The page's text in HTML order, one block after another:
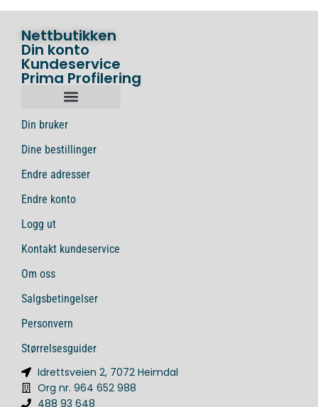
Nettbutikken
Din konto
Kundeservice
Prima Profilering
Din bruker
Dine bestillinger
Endre adresser
Endre konto
Logg ut
Kontakt kundeservice
Om oss
Salgsbetingelser
Personvern
Størrelsesguider
Idrettsveien 2, 7072 Heimdal
Org nr. 964 652 988
488 93 648